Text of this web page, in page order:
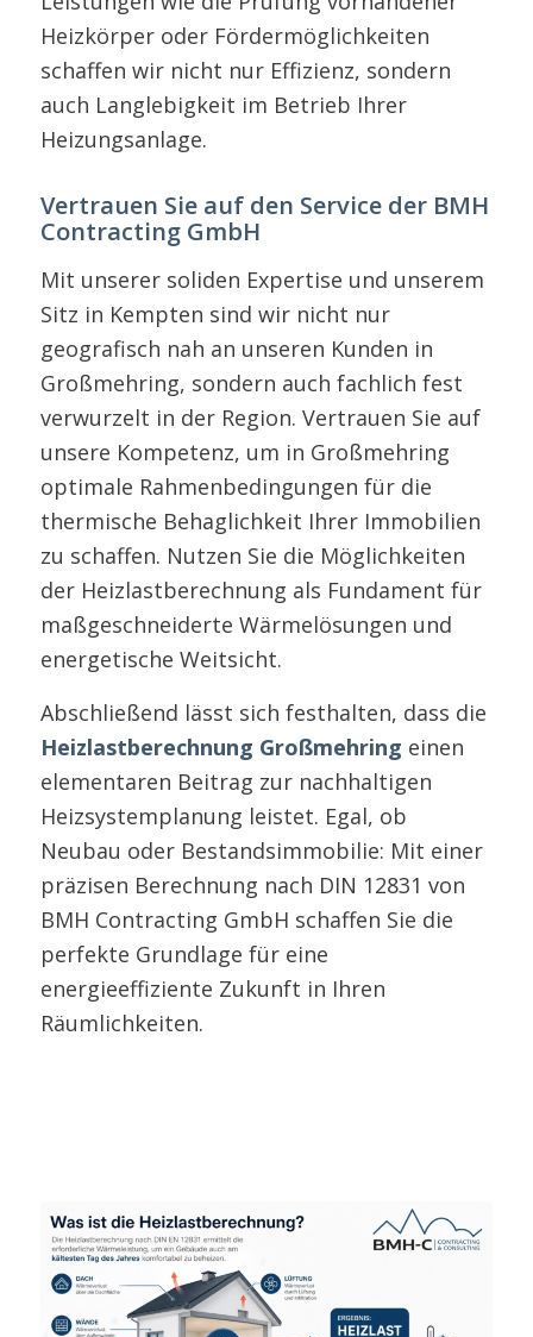
Heizkörper oder Fördermöglichkeiten
schaffen wir nicht nur Effizienz, sondern
auch Langlebigkeit im Betrieb Ihrer
Heizungsanlage.
Vertrauen Sie auf den Service der BMH
Contracting GmbH
Mit unserer soliden Expertise und unserem
Sitz in Kempten sind wir nicht nur
geografisch nah an unseren Kunden in
Großmehring, sondern auch fachlich fest
verwurzelt in der Region. Vertrauen Sie auf
unsere Kompetenz, um in Großmehring
optimale Rahmenbedingungen für die
thermische Behaglichkeit Ihrer Immobilien
zu schaffen. Nutzen Sie die Möglichkeiten
der Heizlastberechnung als Fundament für
maßgeschneiderte Wärmelösungen und
energetische Weitsicht.
Abschließend lässt sich festhalten, dass die
Heizlastberechnung Großmehring einen
elementaren Beitrag zur nachhaltigen
Heizsystemplanung leistet. Egal, ob
Neubau oder Bestandsimmobilie: Mit einer
präzisen Berechnung nach DIN 12831 von
BMH Contracting GmbH schaffen Sie die
perfekte Grundlage für eine
energieeffiziente Zukunft in Ihren
Räumlichkeiten.